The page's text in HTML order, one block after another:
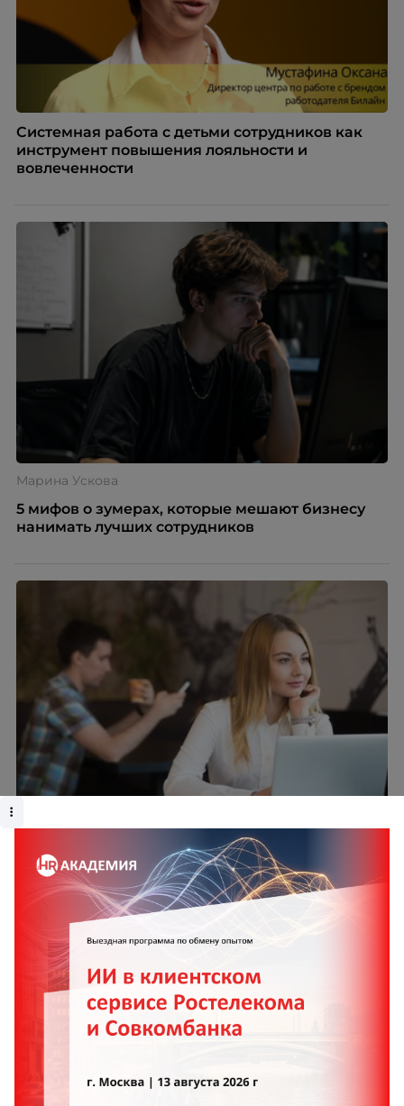
Системная работа с детьми сотрудников как
инструмент повышения лояльности и
вовлеченности
Марина Ускова
5 мифов о зумерах, которые мешают бизнесу
нанимать лучших сотрудников
Как вовлечь удалённых сотрудников в жизнь
офиса — и нужно ли это
Валерий Сарычев
Как HR-бренд влияет на стоимость найма в
2026 году
Когда бизнес сталкивается с необходимостью
но она ведет к обратному результату. Экономия на